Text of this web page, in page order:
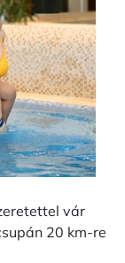
vár
20 km-re